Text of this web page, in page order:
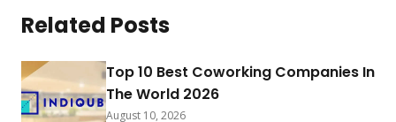
Related Posts
Top 10 Best Coworking Companies In
The World 2026
August 10, 2026